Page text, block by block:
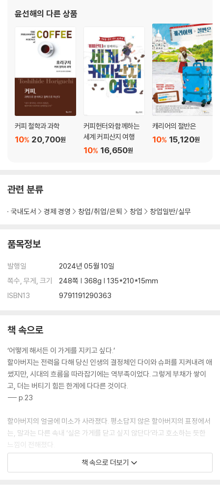
모든 일에는 제철이 있단다 · 127
스태프들은 리더의 뒷모습을 보고 배운다 · 135
스스로 좋아해야 즐거워진다 · 139
힘내라 고오키! · 144
5장 그리고, 일본 제일의 도시로
폭풍 속에서 판매 개시 · 151
대박은 손님이 몰고 온다 2 · 161
나의 할아버지와 오버랩되는 키위 할아버지 · 166
2톤의 키위, 어찌할 건가! 고오키 · 172
6장 일본 최고의 사람들이 나에게 알려준 것들
일본 최고 가구점 창업자로부터 · 185
사이토 히토리와 나가마쓰 시게히사 · 196
동경하는 샹크스shanks와의 만남 · 201
시게 형이 내 이름을 불러주었다 · 208
무엇을 위해서, 누구를 위해서 · 214
옮긴이의 말 · 235
윤선해의 다른 상품
커피 철학과 과학
20,700원
10%
커피헌터와 함께하는
세계 커피산지 여행
16,650원
10%
캐리어의 절반은
15,120원
10%
관련 분류
국내도서 경제 경영 창업/취업/은퇴 창업 창업일반/실무
품목정보
발행일
2024년 05월 10일
쪽수, 무게, 크기
248쪽 | 368g | 135*210*15mm
ISBN13
9791191290363
책 속으로
‘어떻게 해서든 이 가게를 지키고 싶다.’
할아버지는 전력을 다해 당신 인생의 결정체인 다이와 슈퍼를 지켜내려 애
썼지만, 시대의 흐름을 따라잡기에는 역부족이었다. 그렇게 부채가 쌓이
고, 더는 버티기 힘든 한계에 다다른 것이다.
--- p.23
할아버지의 얼굴에 미소가 사라졌다. 평소답지 않은 할아버지의 표정에서
는, 말과는 다른 속내 ‘실은 가게를 닫고 싶지 않단다’라고 호소하는 듯한
느낌이 전해졌다.
어린 시절부터 내게 할아버지는 히어로였다. 특히 야채가 든 박스를 번쩍
들어 올린 채 밝은 얼굴로 손님들을 대하는 할아버지의 든든한 어깨는 내
책 속으로 더보기